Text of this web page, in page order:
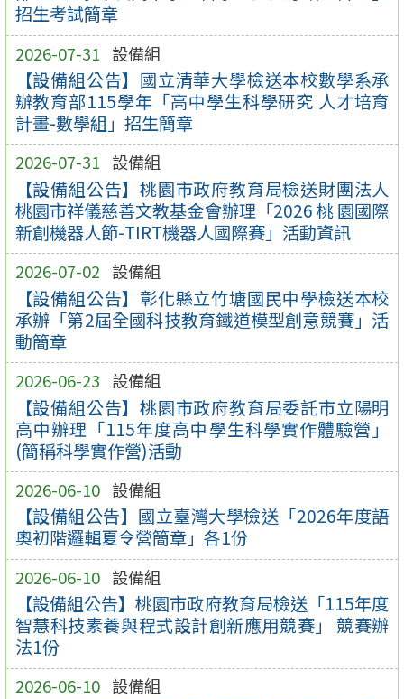
招生考試簡章
2026-07-31 設備組
【設備組公告】國立清華大學檢送本校數學系承
辦教育部115學年「高中學生科學研究 人才培育
計畫-數學組」招生簡章
2026-07-31 設備組
【設備組公告】桃園市政府教育局檢送財團法人
桃園市祥儀慈善文教基金會辦理「2026 桃 園國際
新創機器人節-TIRT機器人國際賽」活動資訊
2026-07-02 設備組
【設備組公告】彰化縣立竹塘國民中學檢送本校
承辦「第2屆全國科技教育鐵道模型創意競賽」活
動簡章
2026-06-23 設備組
【設備組公告】桃園市政府教育局委託市立陽明
高中辦理「115年度高中學生科學實作體驗營」
(簡稱科學實作營)活動
2026-06-10 設備組
【設備組公告】國立臺灣大學檢送「2026年度語
奧初階邏輯夏令營簡章」各1份
2026-06-10 設備組
【設備組公告】桃園市政府教育局檢送「115年度
智慧科技素養與程式設計創新應用競賽」 競賽辦
法1份
2026-06-10 設備組